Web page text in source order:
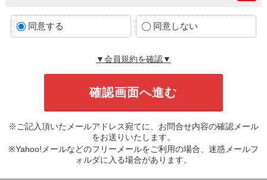
同意する 同意しない
▼会員規約を確認▼
※ご記入頂いたメールアドレス宛てに、お問合せ内容の確認メール
をお送りいたします。
※Yahoo!メールなどのフリーメールをご利用の場合、迷惑メールフ
ォルダに入る場合があります。